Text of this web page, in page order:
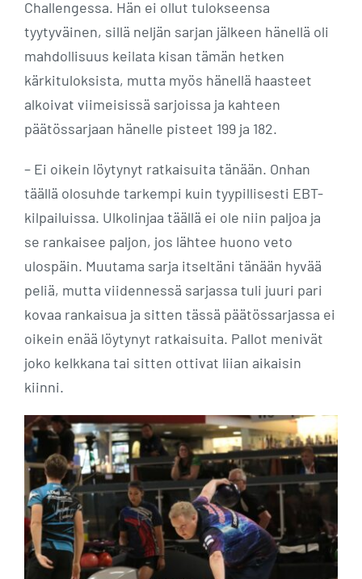
Challengessa. Hän ei ollut tulokseensa
tyytyväinen, sillä neljän sarjan jälkeen hänellä oli
mahdollisuus keilata kisan tämän hetken
kärkituloksista, mutta myös hänellä haasteet
alkoivat viimeisissä sarjoissa ja kahteen
päätössarjaan hänelle pisteet 199 ja 182.
– Ei oikein löytynyt ratkaisuita tänään. Onhan
täällä olosuhde tarkempi kuin tyypillisesti EBT-
kilpailuissa. Ulkolinjaa täällä ei ole niin paljoa ja
se rankaisee paljon, jos lähtee huono veto
ulospäin. Muutama sarja itseltäni tänään hyvää
peliä, mutta viidennessä sarjassa tuli juuri pari
kovaa rankaisua ja sitten tässä päätössarjassa ei
oikein enää löytynyt ratkaisuita. Pallot menivät
joko kelkkana tai sitten ottivat liian aikaisin
kiinni.